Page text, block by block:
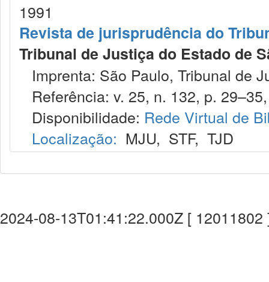
1991
Revista de jurisprudência do
Tribunal de Justiça do Estado de
Imprenta: São Paulo, Tribunal de
Referência: v. 25, n. 132, p.
Disponibilidade: Rede Virtual de
Localização: MJU, STF, TJD
2024-08-13T01:41:22.000Z [ 12011802